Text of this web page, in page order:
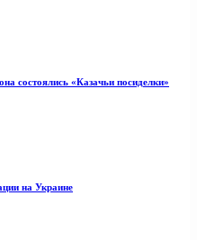
состоялись «Казачьи посиделки»
на Украине